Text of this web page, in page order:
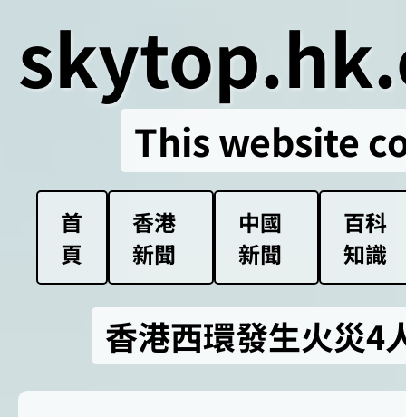
This website
首
頁
香港
新聞
中國
新聞
百科
知識
香港西環發生火災4